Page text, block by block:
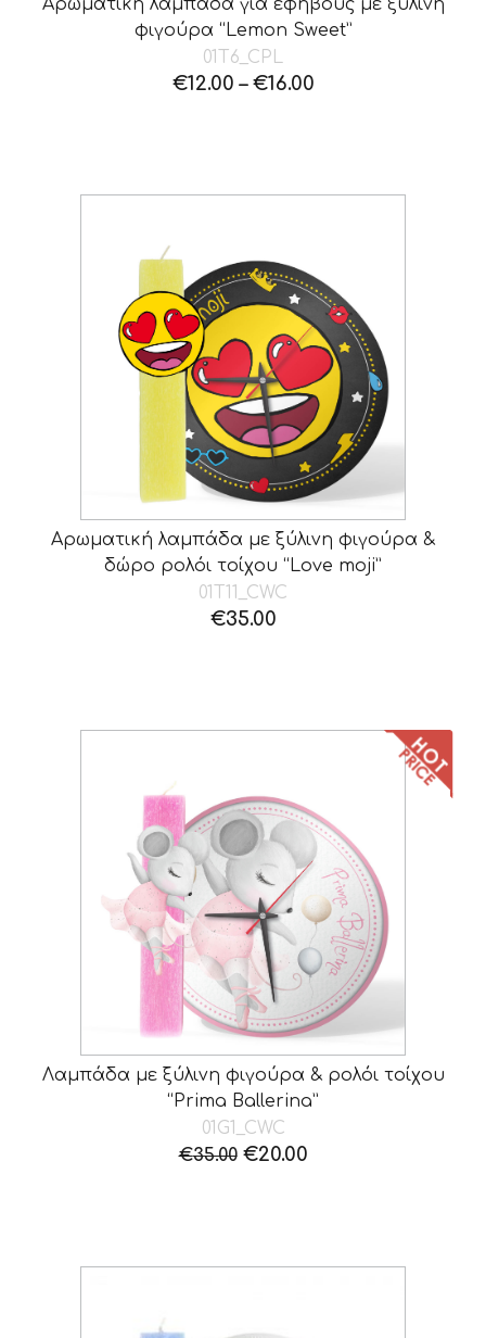
Αρωματική λαμπάδα για εφήβους με ξύλινη
φιγούρα “Lemon Sweet”
01T6_CPL
€12.00 – €16.00
Αρωματική λαμπάδα με ξύλινη φιγούρα &
δώρο ρολόι τοίχου “Love moji”
01T11_CWC
€35.00
Λαμπάδα με ξύλινη φιγούρα & ρολόι τοίχου
“Prima Ballerina”
01G1_CWC
€35.00 Original
€20.00Η